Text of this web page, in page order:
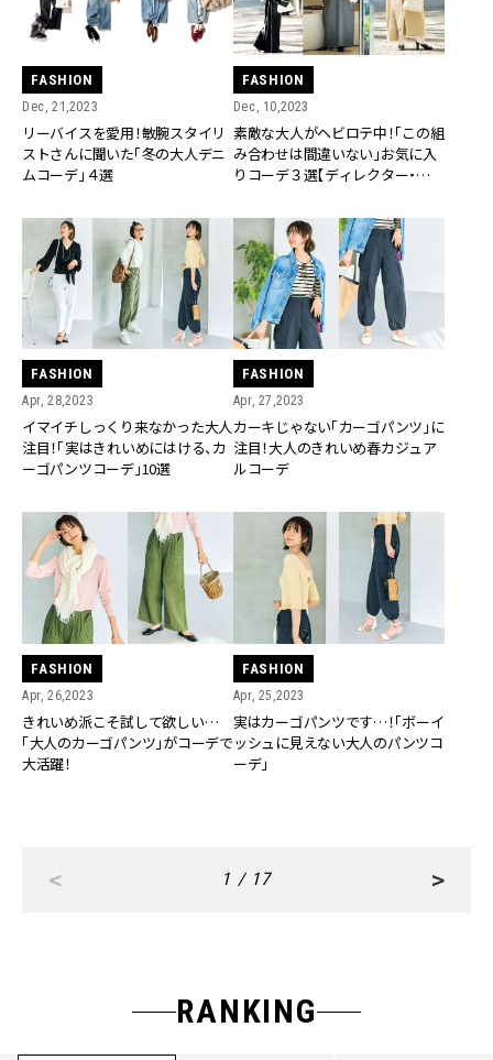
FASHION
Dec, 21,2023
リーバイスを愛用！敏腕スタイリ
ストさんに聞いた「冬の大人デニ
ムコーデ」４選
FASHION
Dec, 10,2023
素敵な大人がヘビロテ中！「この組
み合わせは間違いない」お気に入
りコーデ３選【ディレクター・佐藤
FASHION
Apr, 28,2023
イマイチしっくり来なかった大人
注目！「実はきれいめにはける、カ
ーゴパンツコーデ」10選
FASHION
Apr, 27,2023
カーキじゃない「カーゴパンツ」に
注目！大人のきれいめ春カジュア
ルコーデ
FASHION
Apr, 26,2023
きれいめ派こそ試して欲しい…
「大人のカーゴパンツ」がコーデで
大活躍！
FASHION
Apr, 25,2023
実はカーゴパンツです…！「ボーイ
ッシュに見えない大人のパンツコ
ーデ」
< 1 / 17 >
RANKING